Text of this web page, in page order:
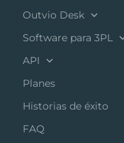
Outvio Desk
Software para 3PL
API
Planes
Historias de éxito
FAQ